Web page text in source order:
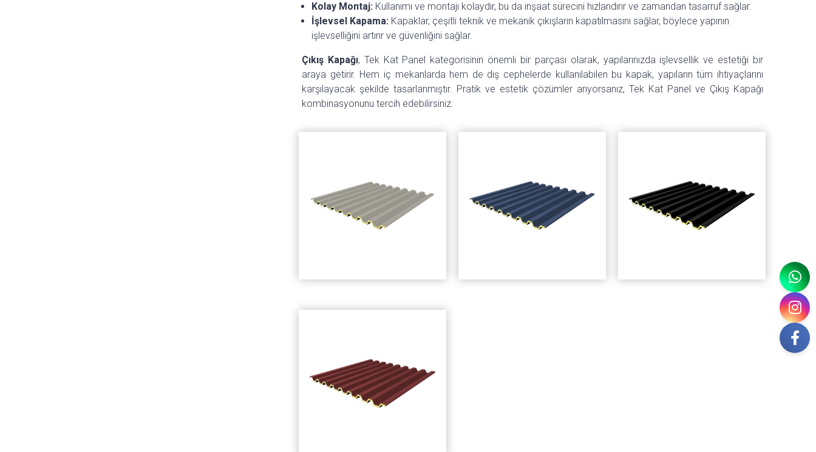
Kolay Montaj: Kullanımı ve montajı kolaydır, bu da inşaat sürecini hızlandırır ve zamandan tasarruf sağlar.
İşlevsel Kapama:Kapaklar, çeşitli teknik ve mekanik çıkışların kapatılmasını sağlar, böylece yapının
işlevselliğini artırır ve güvenliğini sağlar.
Çıkış Kapağı, Tek Kat Panel kategorisinin önemli bir parçası olarak, yapılarınızda işlevsellik ve estetiği bir
araya getirir. Hem iç mekanlarda hem de dış cephelerde kullanılabilen bu kapak, yapıların tüm ihtiyaçlarını
karşılayacak şekilde tasarlanmıştır. Pratik ve estetik çözümler arıyorsanız, Tek Kat Panel ve Çıkış Kapağı
kombinasyonunu tercih edebilirsiniz.